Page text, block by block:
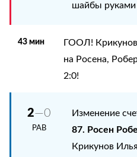
шайбы руками
43 мин
ГООЛ! Крикунов
на Росена,
2:0!
2—0
РАВ
Изменение
87. Росен
Крикунов